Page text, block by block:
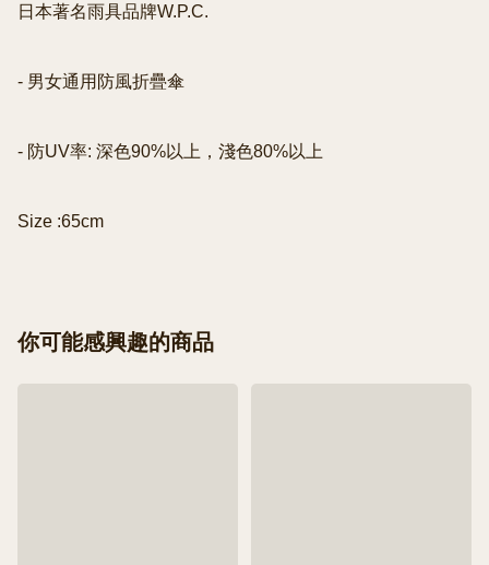
日本著名雨具品牌W.P.C.
- 男女通用防風折疊傘
- 防UV率: 深色90%以上，淺色80%以上
你可能感興趣的商品